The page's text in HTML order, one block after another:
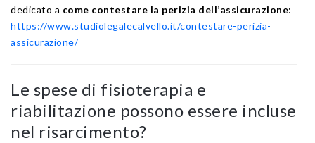
dedicato a come contestare la perizia dell’assicurazione:
https://www.studiolegalecalvello.it/contestare-perizia-
assicurazione/
Le spese di fisioterapia e
riabilitazione possono essere incluse
nel risarcimento?